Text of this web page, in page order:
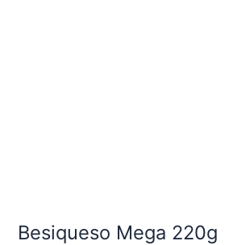
Besiqueso Mega 220g